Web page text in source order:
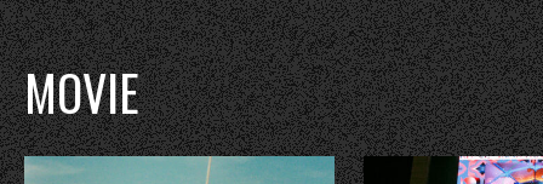
MOVIE